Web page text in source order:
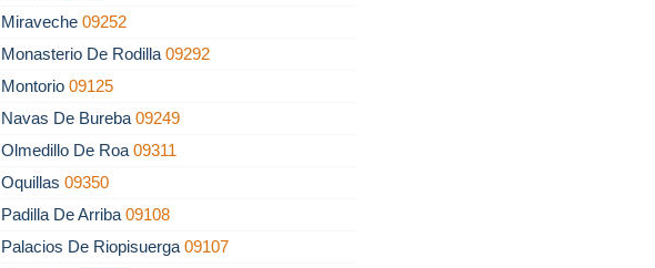
Miraveche09252
Monasterio De Rodilla09292
Montorio09125
Navas De Bureba09249
Olmedillo De Roa09311
Oquillas09350
Padilla De Arriba09108
Palacios De Riopisuerga09107